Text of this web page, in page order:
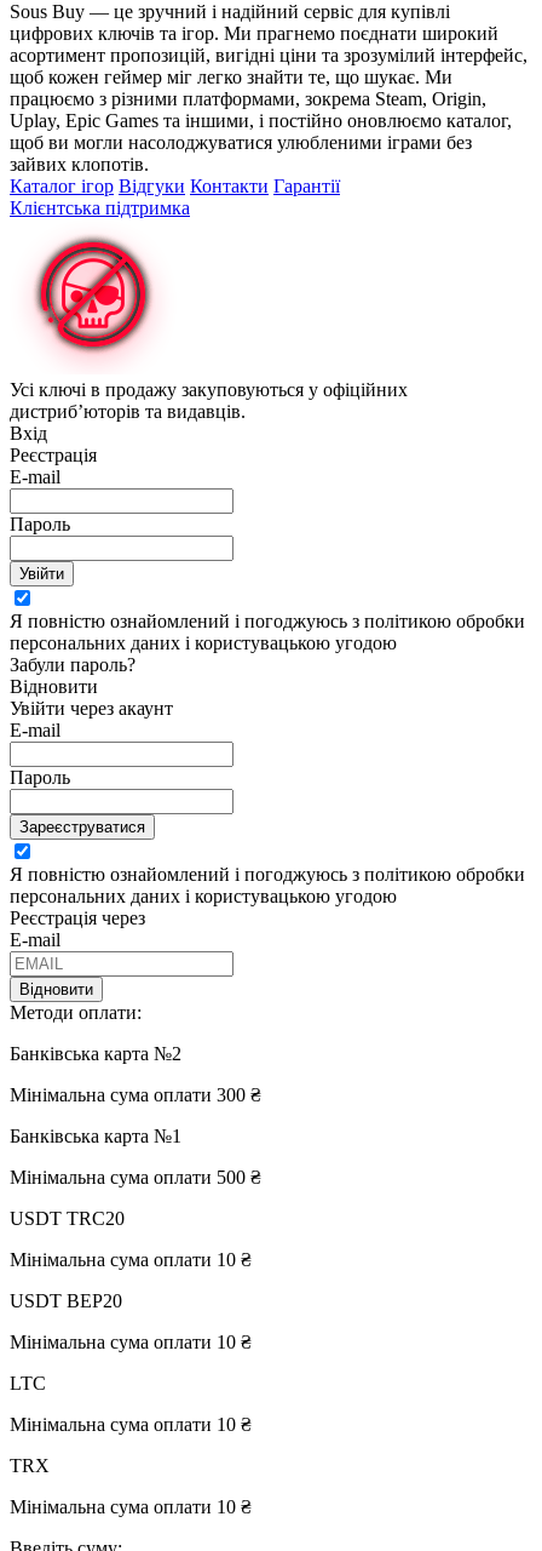
Sous Buy — це зручний і надійний сервіс для купівлі
цифрових ключів та ігор. Ми прагнемо поєднати широкий
асортимент пропозицій, вигідні ціни та зрозумілий інтерфейс,
щоб кожен геймер міг легко знайти те, що шукає. Ми
працюємо з різними платформами, зокрема Steam, Origin,
Uplay, Epic Games та іншими, і постійно оновлюємо каталог,
щоб ви могли насолоджуватися улюбленими іграми без
зайвих клопотів.
Каталог ігор Відгуки Контакти Гарантії
Клієнтська підтримка
Усі ключі в продажу закуповуються у офіційних
дистриб’юторів та видавців.
Вхід
Реєстрація
E-mail
Пароль
Увійти
Я повністю ознайомлений і погоджуюсь з політикою обробки
персональних даних і користувацькою угодою
Забули пароль?
Відновити
Увійти через акаунт
E-mail
Пароль
Зареєструватися
Я повністю ознайомлений і погоджуюсь з політикою обробки
персональних даних і користувацькою угодою
Реєстрація через
E-mail
Відновити
Методи оплати:
Банківська карта №2
Мінімальна сума оплати 300 ₴
Банківська карта №1
Мінімальна сума оплати 500 ₴
USDT TRC20
Мінімальна сума оплати 10 ₴
USDT BEP20
Мінімальна сума оплати 10 ₴
LTC
Мінімальна сума оплати 10 ₴
TRX
Мінімальна сума оплати 10 ₴